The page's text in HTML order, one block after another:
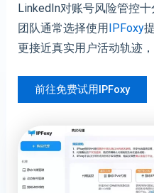
LinkedIn对账号风险管控
团队通常选择使用IPFoxy
更接近真实用户活动轨迹
前往免费试用IPFoxy